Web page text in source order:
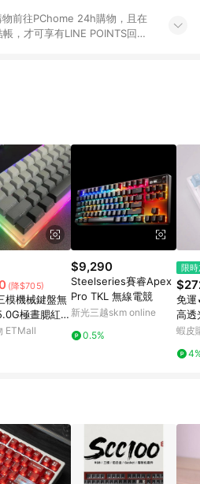
前往PChome 24h購物，且在
，才可享有LINE POINTS回饋
訂單、退貨、購物中登出
值商品、企業專區/企業採購、
起適用] - 票券全品項
的計算將會排除【訂單活動折
】、【現金積點扣抵】及【訂單
POINTS回饋資格之訂單將於商
若無此標示則 不符合回饋LINE
紅包 。 《7》LINE購物設有
(特殊活動時開放「回饋無上
件數計算，並依訂單成立時間
準。 《8》LINE購物為購物資
時間差，如顯示之商品規格、
購物銷售網頁不符，以銷售網
(降$705)
模機械鍵盤無
極晝腮紅霧
制化熱插拔M
ETMall
$9,290
Steelseries賽睿Apex
Pro TKL 無線電競
新光三越skm online
0.5%
限
免運
高透
十字
盤
蝦皮